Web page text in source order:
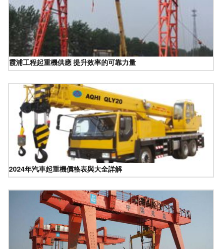
霞浦工程起重機供應 提升效率的可靠力量
2024年汽車起重機價格表與大全詳解